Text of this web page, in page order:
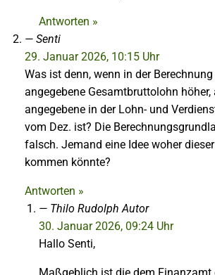
Antworten »
Senti
29. Januar 2026, 10:15 Uhr
Was ist denn, wenn in der
angegebene Gesamtbruttolohn höher,
angegebene in der Lohn- und
vom Dez. ist? Die
falsch. Jemand eine Idee woher
kommen könnte?
Antworten »
Thilo Rudolph Autor
30. Januar 2026, 09:24 Uhr
Hallo Senti,